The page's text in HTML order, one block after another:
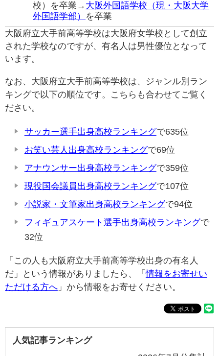
校）を卒業→ 大阪外国語学校（現・大阪大学
外国語学部） を卒業
大阪府立大手前高等学校は大阪府女学校として創立
された学校なのですが、有名人は男性優位となって
います。
なお、大阪府立大手前高等学校は、ジャンル別ラン
キングで以下の順位です。こちらも合わせてご覧く
ださい。
サッカー選手出身高校ランキングで635位
お笑い芸人出身高校ランキングで69位
アナウンサー出身高校ランキングで359位
現役国会議員出身高校ランキングで107位
小説家・文筆家出身高校ランキングで94位
フィギュアスケート選手出身高校ランキングで
32位
「この人も大阪府立大手前高等学校出身の有名人
だ」という情報がありましたら、「情報をお寄せい
ただける方へ 」から情報をお寄せください。
人気記事ランキング